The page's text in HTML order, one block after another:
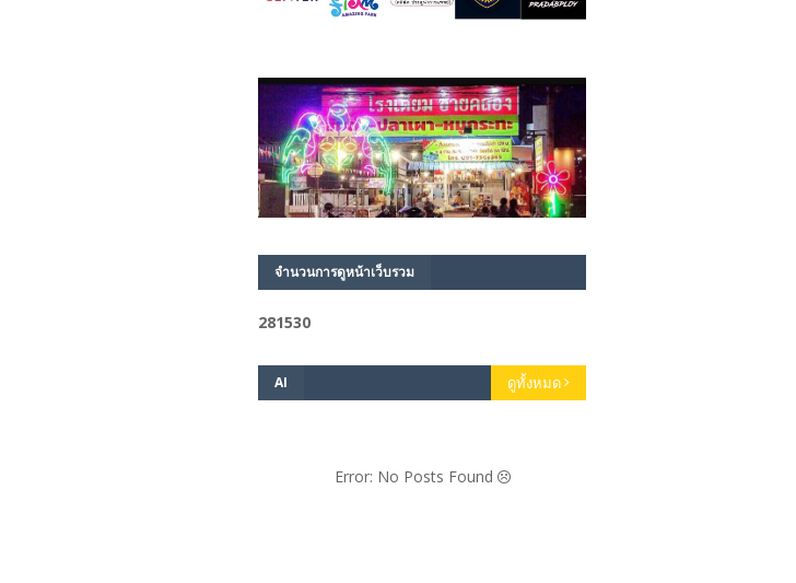
จำนวนการดูหน้าเว็บรวม
281530
AI ดูทั้งหมด
Error: No Posts Found